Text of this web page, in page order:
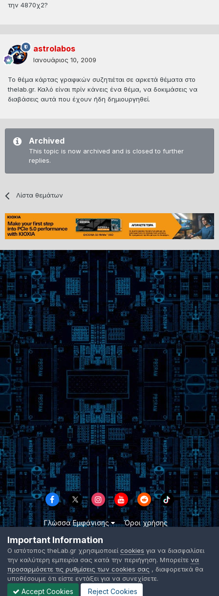
την 4870χ2?
astrolabos
Ιανουάριος 10, 2009
Το θέμα κάρτας γραφικών συζητιέται σε αρκετά θέματα στο
thelab.gr. Καλό είναι πρίν κάνεις ένα θέμα, να δοκιμάσεις να
διαβάσεις αυτά που έχουν ήδη δημιουργηθεί.
Archived
This topic is now archived and is closed to further
replies.
Λίστα θεμάτων
Γλώσσα Εμφάνισης
Όροι χρήσης
TheLab.gr 2003 -
Powered by Invision Community
Important Information
Ο ιστότοπος theLab.gr χρησιμοποιεί cookies για να διασφαλίσει
την καλύτερη εμπειρία σας κατά την περιήγηση. Μπορείτε να
προσαρμόσετε τις ρυθμίσεις των cookies σας , διαφορετικά θα
υποθέσουμε ότι είστε εντάξει για να συνεχίσετε.
Accept Cookies Reject Cookies